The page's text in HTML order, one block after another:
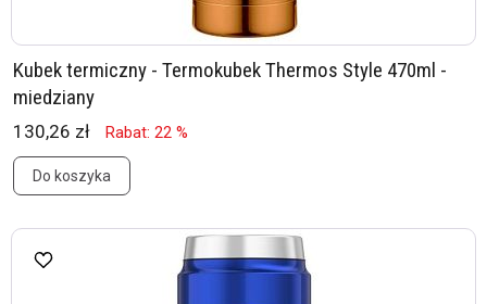
Kubek termiczny - Termokubek Thermos Style 470ml -
miedziany
130,26 zł Rabat: 22 %
Do koszyka